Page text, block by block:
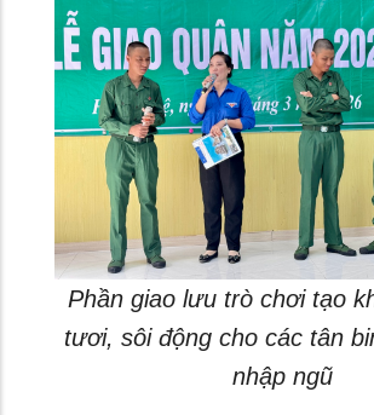
Phần giao lưu trò chơi tạo
tươi, sôi động cho các tân
nhập ngũ